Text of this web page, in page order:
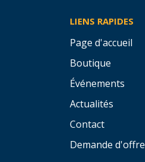
LIENS RAPIDES
Page d'accueil
Boutique
Événements
Actualités
Contact
Demande d'offre